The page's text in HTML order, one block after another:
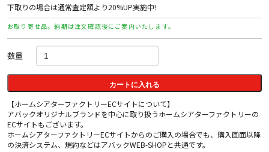
下取りの場合は通常査定額より20%UP実施中!
お取り寄せ品。納期は注文確認後にご案内いたします。
数量
カートに入れる
【ホームシアターファクトリーECサイトについて】
アバックオリジナルブランドを中心に取り扱うホームシアターファクトリーの
ECサイトもございます。
ホームシアターファクトリーECサイトからのご購入の場合でも、購入画面以降
の決済システム、規約などはアバックWEB-SHOPと共通です。